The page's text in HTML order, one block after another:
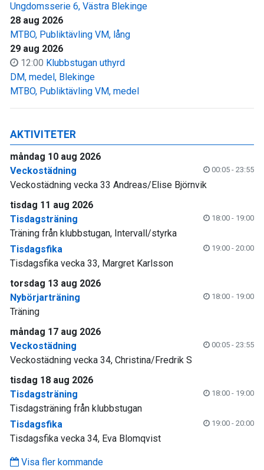
Ungdomsserie 6, Västra Blekinge
28 aug 2026
MTBO, Publiktävling VM, lång
29 aug 2026
12:00 Klubbstugan uthyrd
DM, medel, Blekinge
MTBO, Publiktävling VM, medel
AKTIVITETER
måndag 10 aug 2026
Veckostädning
00:05 - 23:55
Veckostädning vecka 33 Andreas/Elise Björnvik
tisdag 11 aug 2026
Tisdagsträning
18:00 - 19:00
Träning från klubbstugan, Intervall/styrka
Tisdagsfika
19:00 - 20:00
Tisdagsfika vecka 33, Margret Karlsson
torsdag 13 aug 2026
Nybörjarträning
18:00 - 19:00
Träning
måndag 17 aug 2026
Veckostädning
00:05 - 23:55
Veckostädning vecka 34, Christina/Fredrik S
tisdag 18 aug 2026
Tisdagsträning
18:00 - 19:00
Tisdagsträning från klubbstugan
Tisdagsfika
19:00 - 20:00
Tisdagsfika vecka 34, Eva Blomqvist
Visa fler kommande